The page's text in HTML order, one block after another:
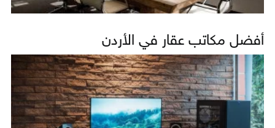
أفضل مكاتب عقار في الأردن